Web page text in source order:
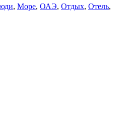
, Море, ОАЭ, Отдых, Отель,